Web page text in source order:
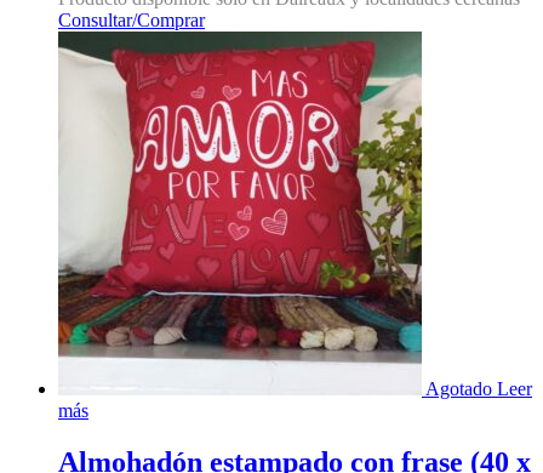
Consultar/Comprar
Agotado Leer
más
Almohadón estampado con frase (40 x